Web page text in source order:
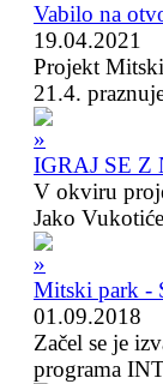
Vabilo na
19.04.2021
Projekt
21.4.
IGRAJ SE Z
V okviru
Jako
Mitski park -
01.09.2018
Začel se je
programa